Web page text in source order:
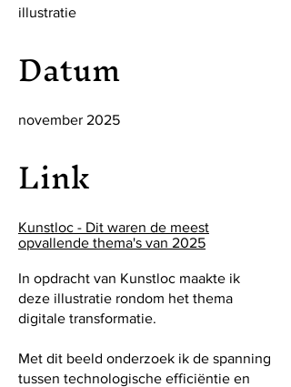
illustratie
Datum
november 2025
Link
Kunstloc - Dit waren de meest
opvallende thema's van 2025
In opdracht van Kunstloc maakte ik
deze illustratie rondom het thema
digitale transformatie.
Met dit beeld onderzoek ik de spanning
tussen technologische efficiëntie en